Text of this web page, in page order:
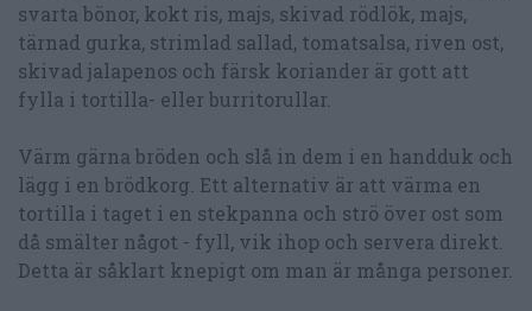
svarta bönor, kokt ris, majs, skivad rödlök, majs,
tärnad gurka, strimlad sallad, tomatsalsa, riven ost,
skivad jalapenos och färsk koriander är gott att
fylla i tortilla- eller burritorullar.
Värm gärna bröden och slå in dem i en handduk och
lägg i en brödkorg. Ett alternativ är att värma en
tortilla i taget i en stekpanna och strö över ost som
då smälter något - fyll, vik ihop och servera direkt.
Detta är såklart knepigt om man är många personer.